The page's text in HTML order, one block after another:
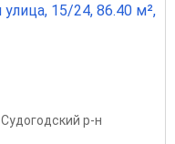
15/24, 86.40 м²,
Судогодский р-н